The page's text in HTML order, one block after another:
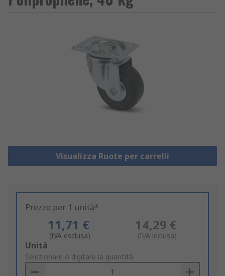
Visualizza Ruote per carrelli
Prezzo per 1 unità*
11,71 €
(IVA esclusa)
14,29 €
(IVA inclusa)
Add
to
Basket
Unità
Selezionare o digitare la quantità